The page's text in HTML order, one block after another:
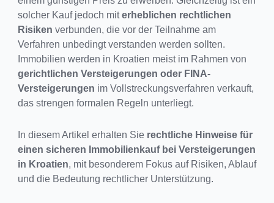
solcher Kauf jedoch miterheblichen rechtlichen
Risiken verbunden, die vor der Teilnahme am
Verfahren unbedingt verstanden werden sollten.
Immobilien werden in Kroatien meist im Rahmen von
gerichtlichen Versteigerungen oder FINA-
Versteigerungen im Vollstreckungsverfahren verkauft,
das strengen formalen Regeln unterliegt.
In diesem Artikel erhalten Sie rechtliche Hinweise für
einen sicheren Immobilienkauf bei Versteigerungen
in Kroatien, mit besonderem Fokus auf Risiken, Ablauf
und die Bedeutung rechtlicher Unterstützung.